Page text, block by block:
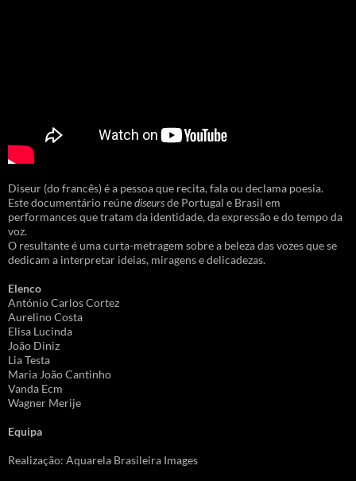
Diseur (do francês) é a pessoa que recita, fala ou declama poesia.
Este documentário reúnediseursde Portugal e Brasil em
performances que tratam da identidade, da expressão e do tempo da
voz.
O resultante é uma curta-metragem sobre a beleza das vozes que se
dedicam a interpretar ideias, miragens e delicadezas.
Elenco
António Carlos Cortez
Aurelino Costa
Elisa Lucinda
João Diniz
Lia Testa
Maria João Cantinho
Vanda Ecm
Wagner Merije
Equipa
Realização: Aquarela Brasileira Images